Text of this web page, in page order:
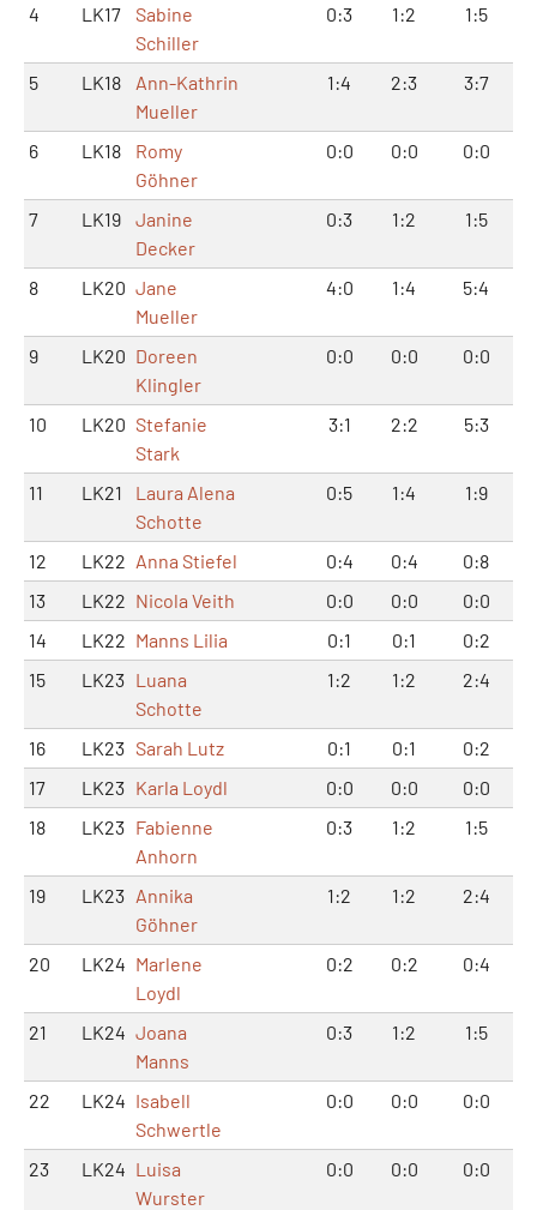
4 LK17
Sabine
Schiller
0:3 1:2 1:5
5 LK18
Ann-Kathrin
Mueller
1:4 2:3 3:7
6 LK18
Romy
Göhner
0:0 0:0 0:0
7 LK19
Janine
Decker
0:3 1:2 1:5
8 LK20 Jane
Mueller
4:0 1:4 5:4
9 LK20 Doreen
Klingler
0:0 0:0 0:0
10 LK20 Stefanie
Stark
3:1 2:2 5:3
11 LK21
Laura Alena
Schotte
0:5 1:4 1:9
12 LK22 Anna Stiefel 0:4 0:4
0:8
13
LK22 Nicola Veith 0:0 0:0
0:0
14
LK22 Manns Lilia 0:1 0:1
0:2
15
LK23 Luana
Schotte
1:2 1:2 2:4
16 LK23 Sarah Lutz 0:1 0:1
0:2
17
LK23 Karla Loydl 0:0 0:0
0:0
18
LK23 Fabienne
Anhorn
0:3 1:2 1:5
19 LK23 Annika
Göhner
1:2 1:2 2:4
20 LK24 Marlene
Loydl
0:2 0:2 0:4
21 LK24 Joana
Manns
0:3 1:2 1:5
22 LK24 Isabell
Schwertle
0:0 0:0 0:0
23 LK24 Luisa
Wurster
0:0 0:0 0:0